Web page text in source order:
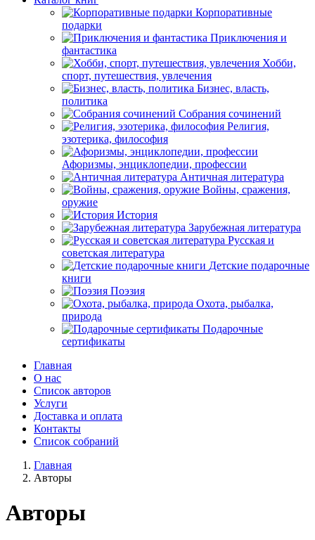
Корпоративные
подарки
Приключения и
фантастика
Хобби,
спорт, путешествия, увлечения
Бизнес, власть,
политика
Собрания сочинений
Религия,
эзотерика, философия
Афоризмы, энциклопедии, профессии
Античная литература
Войны, сражения,
оружие
История
Зарубежная литература
Русская и
советская литература
Детские подарочные
книги
Поэзия
Охота, рыбалка,
природа
Подарочные
сертификаты
Главная
О нас
Список авторов
Услуги
Доставка и оплата
Контакты
Список собраний
Главная
Авторы
Авторы